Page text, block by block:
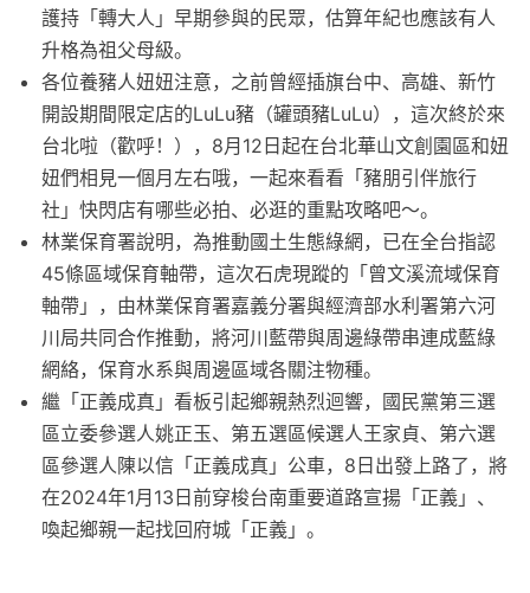
護持「轉大人」早期參與的民眾，估算年紀也應該有人
升格為祖父母級。
各位養豬人妞妞注意，之前曾經插旗台中、高雄、新竹
開設期間限定店的LuLu豬（罐頭豬LuLu），這次終於來
台北啦（歡呼！），8月12日起在台北華山文創園區和妞
妞們相見一個月左右哦，一起來看看「豬朋引伴旅行
社」快閃店有哪些必拍、必逛的重點攻略吧～。
林業保育署說明，為推動國土生態綠網，已在全台指認
45條區域保育軸帶，這次石虎現蹤的「曾文溪流域保育
軸帶」，由林業保育署嘉義分署與經濟部水利署第六河
川局共同合作推動，將河川藍帶與周邊綠帶串連成藍綠
網絡，保育水系與周邊區域各關注物種。
繼「正義成真」看板引起鄉親熱烈迴響，國民黨第三選
區立委參選人姚正玉、第五選區候選人王家貞、第六選
區參選人陳以信「正義成真」公車，8日出發上路了，將
在2024年1月13日前穿梭台南重要道路宣揚「正義」、
喚起鄉親一起找回府城「正義」。